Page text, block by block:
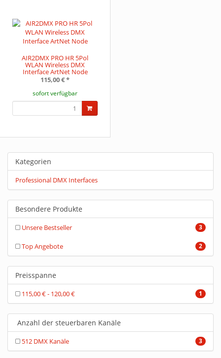
AIR2DMX PRO HR 5Pol
WLAN Wireless DMX
Interface ArtNet Node
115,00 €*
sofort verfügbar
Kategorien
Professional DMX Interfaces
Besondere Produkte
3
Unsere Bestseller
2
Top Angebote
Preisspanne
1
115,00 € - 120,00 €
Anzahl der steuerbaren Kanäle
3
512 DMX Kanäle